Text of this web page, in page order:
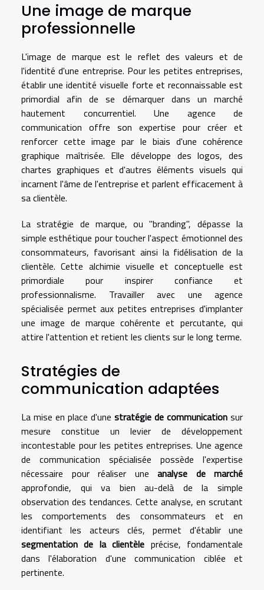
Une image de marque
professionnelle
L'image de marque est le reflet des valeurs et de
l'identité d'une entreprise. Pour les petites entreprises,
établir une identité visuelle forte et reconnaissable est
primordial afin de se démarquer dans un marché
hautement concurrentiel. Une agence de
communication offre son expertise pour créer et
renforcer cette image par le biais d'une cohérence
graphique maîtrisée. Elle développe des logos, des
chartes graphiques et d'autres éléments visuels qui
incarnent l'âme de l'entreprise et parlent efficacement à
sa clientèle.
La stratégie de marque, ou "branding", dépasse la
simple esthétique pour toucher l'aspect émotionnel des
consommateurs, favorisant ainsi la fidélisation de la
clientèle. Cette alchimie visuelle et conceptuelle est
primordiale pour inspirer confiance et
professionnalisme. Travailler avec une agence
spécialisée permet aux petites entreprises d'implanter
une image de marque cohérente et percutante, qui
attire l'attention et retient les clients sur le long terme.
Stratégies de
communication adaptées
La mise en place d'une stratégie de communication sur
mesure constitue un levier de développement
incontestable pour les petites entreprises. Une agence
de communication spécialisée possède l'expertise
nécessaire pour réaliser une analyse de marché
approfondie, qui va bien au-delà de la simple
observation des tendances. Cette analyse, en scrutant
les comportements des consommateurs et en
identifiant les acteurs clés, permet d'établir une
segmentation de la clientèle précise, fondamentale
dans l'élaboration d'une communication ciblée et
pertinente.